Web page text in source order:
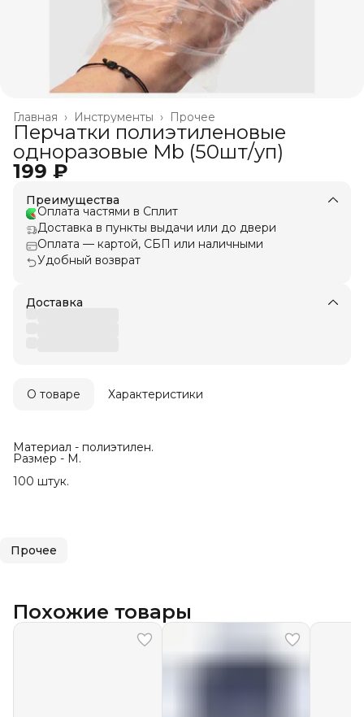
Прочее
Инструменты ›
Главная ›
Перчатки полиэтиленовые
одноразовые Mb (50шт/уп)
199 ₽
Преимущества
Оплата частями в Сплит
Доставка в пункты выдачи или до двери
Оплата — картой, СБП или наличными
Удобный возврат
Доставка
О товаре Характеристики
Материал - полиэтилен.
Размер - М.
100 штук.
Прочее
Похожие товары